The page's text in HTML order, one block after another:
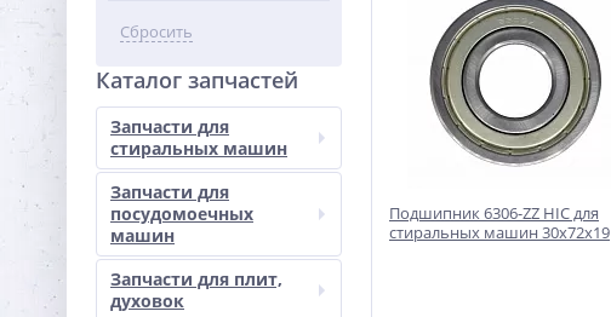
Сбросить
Каталог запчастей
Запчасти для
стиральных машин
Запчасти для
посудомоечных
машин
Запчасти для плит,
духовок
Подшипник 6306-ZZ HIC для
стиральных машин 30x72x19